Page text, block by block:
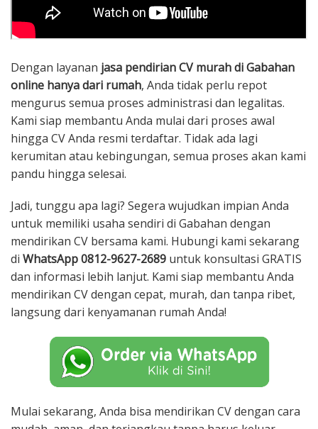
Dengan layanan jasa pendirian CV murah di Gabahan
online hanya dari rumah, Anda tidak perlu repot
mengurus semua proses administrasi dan legalitas.
Kami siap membantu Anda mulai dari proses awal
hingga CV Anda resmi terdaftar. Tidak ada lagi
kerumitan atau kebingungan, semua proses akan kami
pandu hingga selesai.
Jadi, tunggu apa lagi? Segera wujudkan impian Anda
untuk memiliki usaha sendiri di Gabahan dengan
mendirikan CV bersama kami. Hubungi kami sekarang
di WhatsApp 0812-9627-2689 untuk konsultasi GRATIS
dan informasi lebih lanjut. Kami siap membantu Anda
mendirikan CV dengan cepat, murah, dan tanpa ribet,
langsung dari kenyamanan rumah Anda!
Mulai sekarang, Anda bisa mendirikan CV dengan cara